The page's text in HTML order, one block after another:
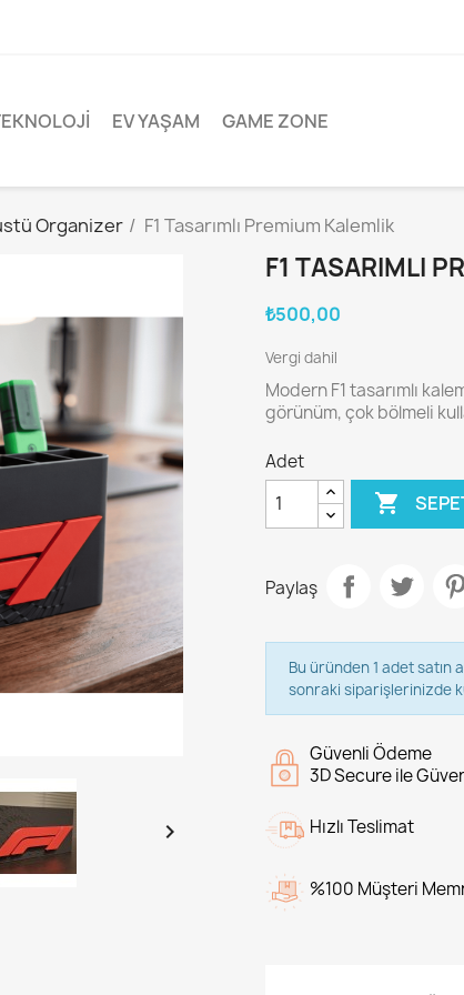
EV YAŞAM GAME ZONE
Organizer F1 Tasarımlı Premium Kalemlik

F1 TASARIMLI
₺500,00
Vergi dahil
Modern F1 tasarımlı
görünüm, çok bölmeli
Adet

Paylaş
Bu üründen 1 adet satın
sonraki siparişlerinizde
Güvenli Ödeme
3D Secure ile
Hızlı Teslimat
%100 Müşteri